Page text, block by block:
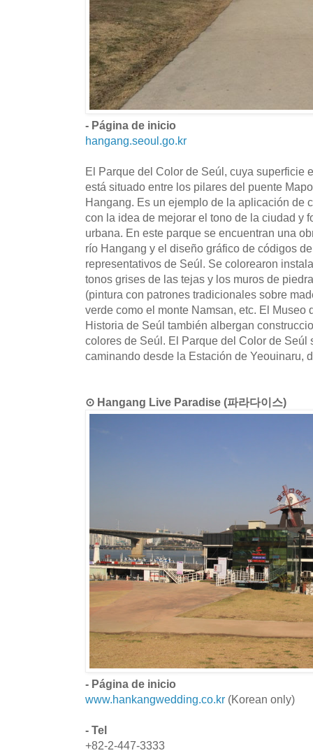
- Página de inicio
hangang.seoul.go.kr
El Parque del Color de Seúl, cuya superficie
está situado entre los pilares del puente
Hangang. Es un ejemplo de la aplicación de
con la idea de mejorar el tono de la ciudad y
urbana. En este parque se encuentran una
río Hangang y el diseño gráfico de códigos
representativos de Seúl. Se colorearon
tonos grises de las tejas y los muros de
(pintura con patrones tradicionales sobre
verde como el monte Namsan, etc. El Museo
Historia de Seúl también albergan
colores de Seúl. El Parque del Color de Seúl
caminando desde la Estación de Yeouinaru,
⊙ Hangang Live Paradise (파라다이스)
- Página de inicio
www.hankangwedding.co.kr (Korean only)
- Tel
+82-2-447-3333